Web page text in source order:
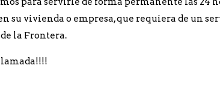
su vivienda o empresa, que requiera de un
la Frontera.
llamada!!!!